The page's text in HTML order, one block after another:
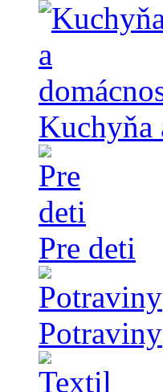
Kuchyňa
Pre deti
Potraviny